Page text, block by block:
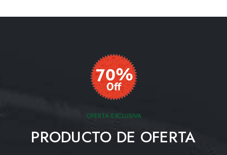
OFERTA EXCLUSIVA
PRODUCTO DE OFERTA